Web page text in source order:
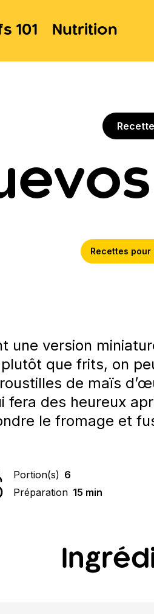
101 Nutrition
Recettes pour
une version
que frits, on
de maïs
des heureux
le fromage et
Portion(s) 6
Préparation 15 min